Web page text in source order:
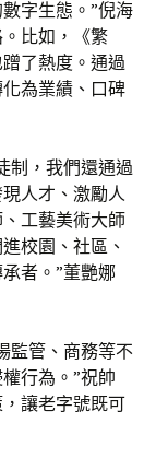
字生態。”倪海
比如，《繁
了熱度。通過
為業績、口碑
制，我們還通過
人才、激勵人
工藝美術大師
校園、社區、
者。”董艷娜
監管、商務等不
行為。”祝帥
讓老字號既可